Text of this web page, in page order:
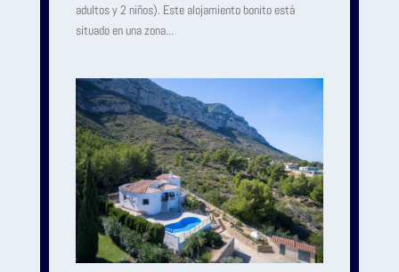
adultos y 2 niños). Este alojamiento bonito está
situado en una zona...